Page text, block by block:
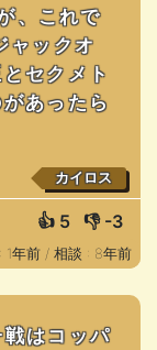
、これで
ャックオ
セクメト
あったら
カイロス
👍 5 👎 -3
1年前 / 相談 : 8年前
はコッパ